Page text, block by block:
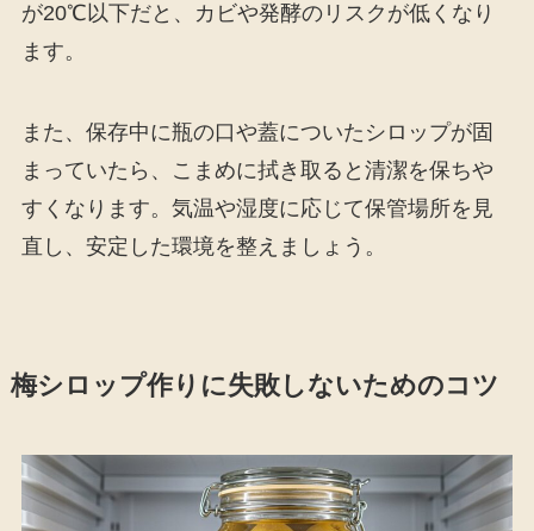
が20℃以下だと、カビや発酵のリスクが低くなり
ます。
また、保存中に瓶の口や蓋についたシロップが固
まっていたら、こまめに拭き取ると清潔を保ちや
すくなります。気温や湿度に応じて保管場所を見
直し、安定した環境を整えましょう。
梅シロップ作りに失敗しないためのコツ